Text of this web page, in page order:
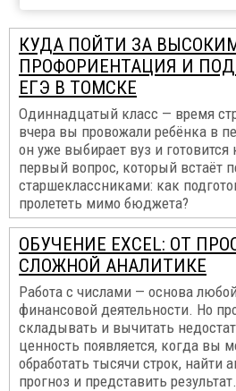
КУДА ПОЙТИ ЗА
ПРОФОРИЕНТАЦИЯ И
ЕГЭ В ТОМСКЕ
Одиннадцатый класс — время
вчера вы провожали ребёнка в
он уже выбирает вуз и
первый вопрос, который встаёт
старшеклассниками: как
пролететь мимо бюджета?
ОБУЧЕНИЕ EXCEL: ОТ
СЛОЖНОЙ АНАЛИТИКЕ
Работа с числами — основа
финансовой деятельности. Но
складывать и вычитать
ценность появляется, когда вы
обработать тысячи строк, найти
прогноз и представить